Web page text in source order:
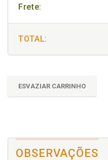
Frete:
TOTAL:
ESVAZIAR CARRINHO
OBSERVAÇÕES